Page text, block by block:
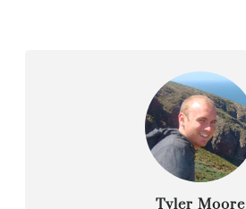
Tyler Moore